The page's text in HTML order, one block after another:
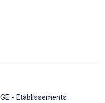
- Etablissements